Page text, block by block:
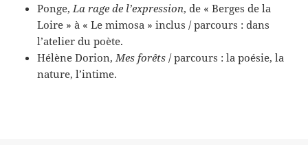
Ponge,La rage de l’expression, de « Berges de la
Loire » à « Le mimosa » inclus / parcours : dans
l’atelier du poète.
Hélène Dorion,Mes forêts / parcours : la poésie, la
nature, l’intime.